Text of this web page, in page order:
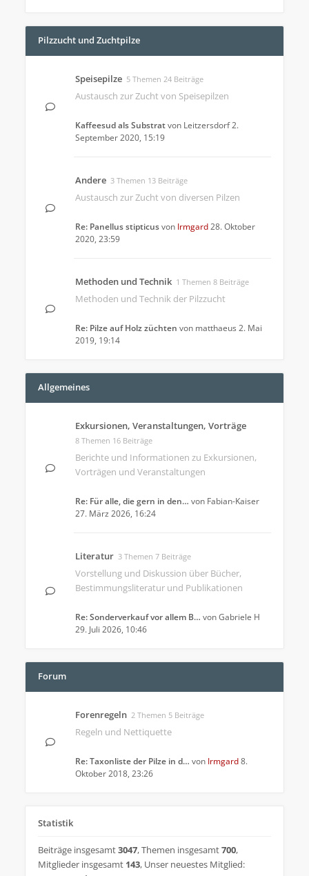
Pilzzucht und Zuchtpilze
Speisepilze 5 Themen 24 Beiträge
Austausch zur Zucht von Speisepilzen
Kaffeesud als Substratvon Leitzersdorf2.
September 2020, 15:19
Andere 3 Themen 13 Beiträge
Austausch zur Zucht von diversen Pilzen
Re: Panellus stipticusvon Irmgard28. Oktober
2020, 23:59
Methoden und Technik 1 Themen 8 Beiträge
Methoden und Technik der Pilzzucht
Re: Pilze auf Holz züchten von matthaeus 2. Mai
2019, 19:14
Allgemeines
Exkursionen, Veranstaltungen, Vorträge
8 Themen 16 Beiträge
Berichte und Informationen zu Exkursionen,
Vorträgen und Veranstaltungen
Re: Für alle, die gern in den… von Fabian-Kaiser
27. März 2026, 16:24
Literatur 3 Themen 7 Beiträge
Vorstellung und Diskussion über Bücher,
Bestimmungsliteratur und Publikationen
Re: Sonderverkauf vor allem B… vonGabriele H
29. Juli 2026, 10:46
Forum
Forenregeln 2 Themen 5 Beiträge
Regeln und Nettiquette
Re: Taxonliste der Pilze in d… von Irmgard8.
Oktober 2018, 23:26
Statistik
Beiträge insgesamt3047,Themen insgesamt700,
Mitglieder insgesamt 143, Unser neuestes Mitglied: